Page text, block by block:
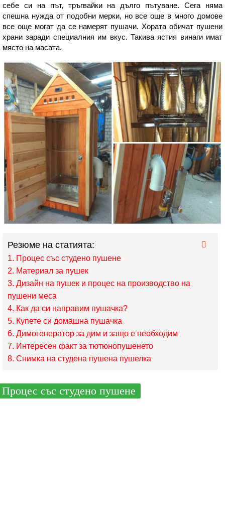
себе си на път, тръгвайки на дълго пътуване. Сега няма
спешна нужда от подобни мерки, но все още в много домове
все още могат да се намерят пушачи. Хората обичат пушени
храни заради специалния им вкус. Такива ястия винаги имат
място на масата.
Резюме на статията:
Процес със студено пушене
Материал за пушек
Дизайн на пушек и процес на производство на
пушени меса
Как да си направим пушачка?
Купете си домашна пушачка
Димогенератор за дим и защо е необходим
Интересен факт за тютюнопушенето
Снимка на студена пушена пушелка
Процес със студено пушене